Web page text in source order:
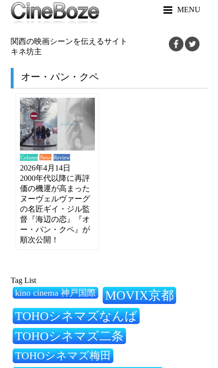
MENU
関西の映画シーンを伝えるサイト
キネ坊主
オー・パン・クペ
Column News Review
2026年4月14日
2000年代以降に再評
価の機運が高まった
ヌーヴェルヴァーグ
の名匠ギイ・ジル監
督『海辺の恋』『オ
ー・パン・クペ』が
順次公開！
Tag List
kino cinema 神戸国際 MOVIX京都
TOHOシネマズなんば
TOHOシネマズ二条
TOHOシネマズ梅田